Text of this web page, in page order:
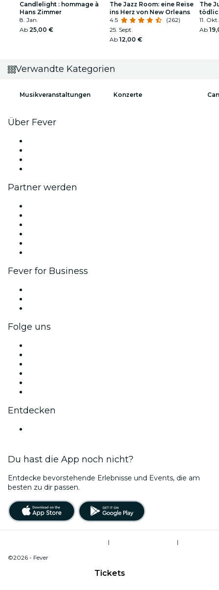
Tickets
Candlelight : hommage à
Hans Zimmer
8. Jan.
Ab 25,00 €
The Jazz Room: eine Reise
ins Herz von New Orleans
4.5
(262)
25. Sept.
Ab 12,00 €
The
11.
Ab
Verwandte Kategorien
Musikveranstaltungen Konzerte
Über Fever
Partner werden
Fever for Business
Folge uns
Entdecken
Du hast die App noch nicht?
Entdecke bevorstehende Erlebnisse und Events, die am
besten zu dir passen.
|
|
©2026 - Fever